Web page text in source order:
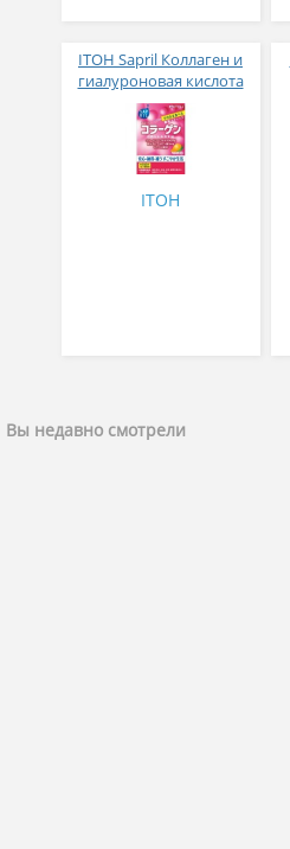
ITOH Sapril Коллаген и
гиалуроновая кислота
со вкусом манго 30
стиков
ITOH
Вы недавно смотрели